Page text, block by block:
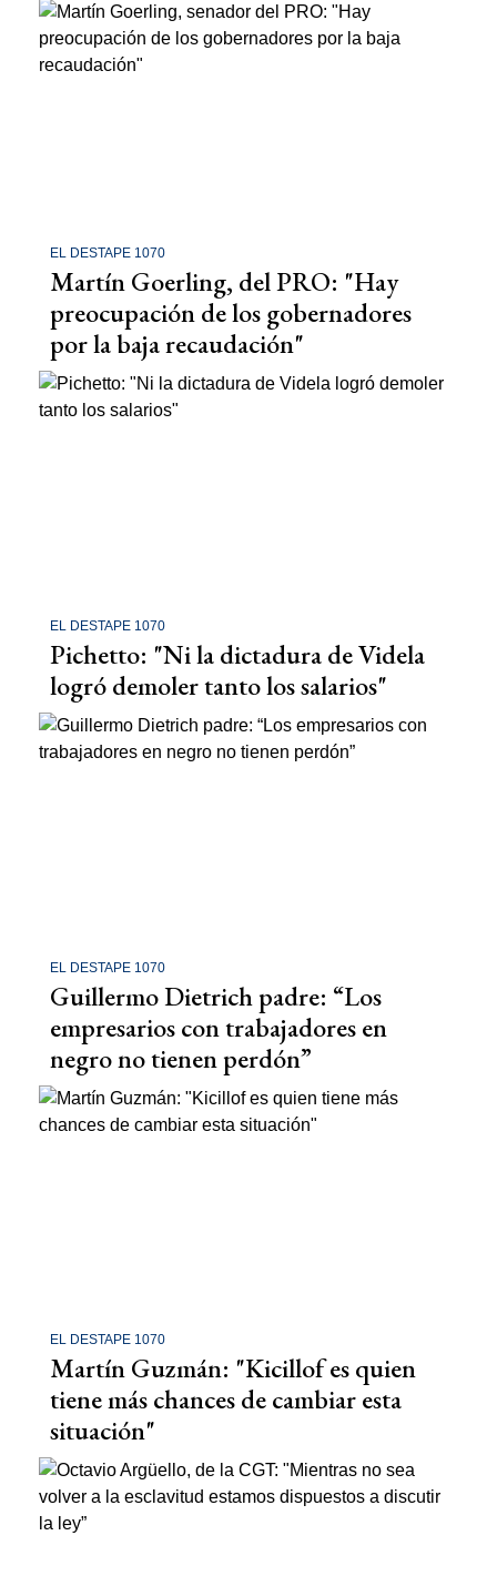
EL DESTAPE 1070
Martín Goerling, del PRO: "Hay
preocupación de los gobernadores
por la baja recaudación"
EL DESTAPE 1070
Pichetto: "Ni la dictadura de Videla
logró demoler tanto los salarios"
EL DESTAPE 1070
Guillermo Dietrich padre: “Los
empresarios con trabajadores en
negro no tienen perdón”
EL DESTAPE 1070
Martín Guzmán: "Kicillof es quien
tiene más chances de cambiar esta
situación"